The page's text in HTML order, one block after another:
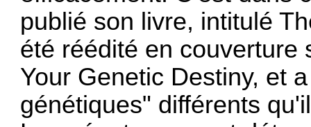
publié son livre, intitulé
été réédité en couverture
Your Genetic Destiny, et
génétiques" différents